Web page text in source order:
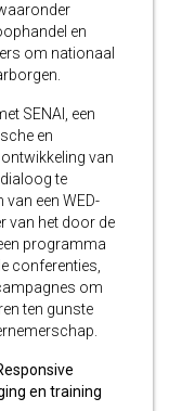
en
om nationaal
SENAI, een
en
van
te
een WED-
van het door de
programma
conferenties,
om
ten gunste
en training